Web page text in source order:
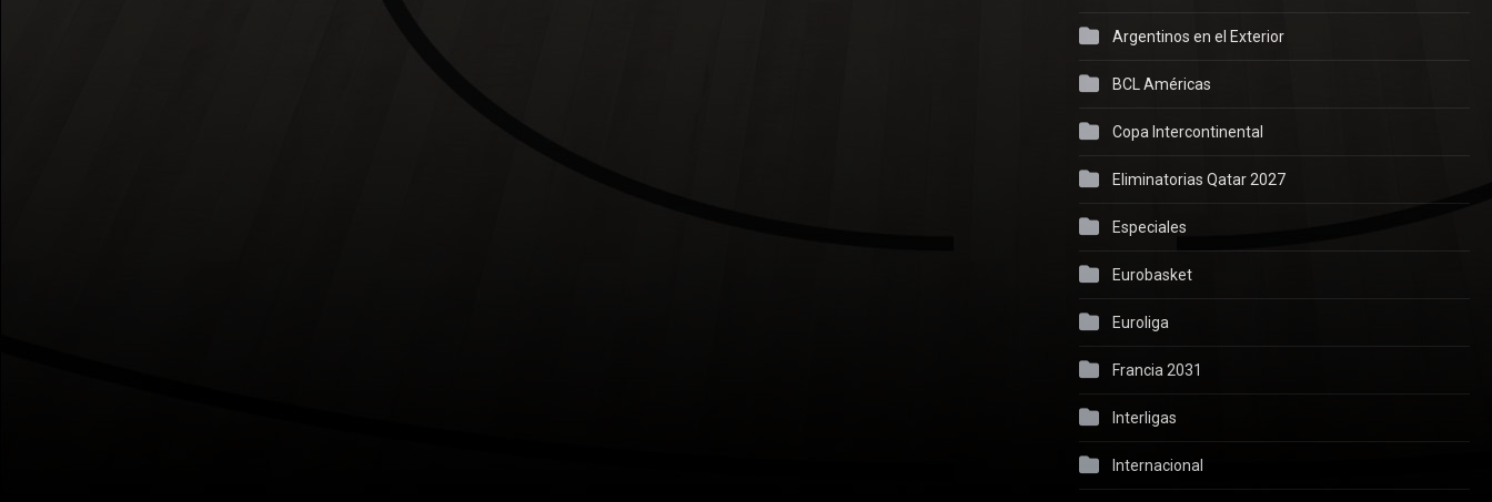
Argentinos en el Exterior
BCL Américas
Copa Intercontinental
Eliminatorias Qatar 2027
Especiales
Eurobasket
Euroliga
Francia 2031
Interligas
Internacional